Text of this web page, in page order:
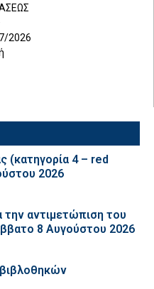
2026
(κατηγορία 4 – red
2026
την αντιμετώπιση του
8 Αυγούστου 2026